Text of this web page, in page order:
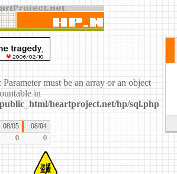
Parameter must be an array or an object
in
heartproject.net/hp/sql.php
08/05
08/04
0 0